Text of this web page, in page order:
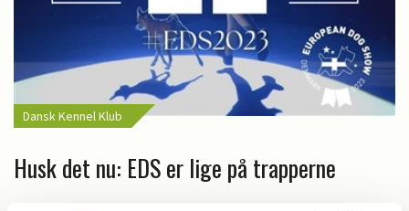
Dansk Kennel Klub
Husk det nu: EDS er lige på trapperne